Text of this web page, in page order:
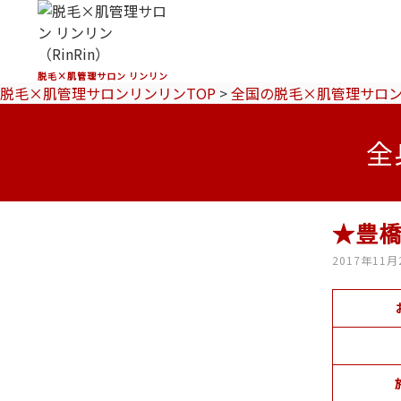
脱毛×肌管理サロン リンリン
脱毛×肌管理サロンリンリンTOP >全国の脱毛×肌管理サロ
★豊
2017年11月